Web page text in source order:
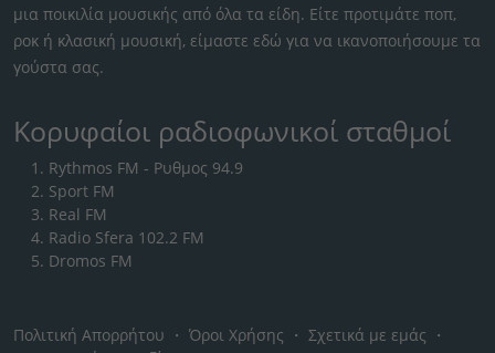
μια ποικιλία μουσικής από όλα τα είδη. Είτε προτιμάτε ποπ,
ροκ ή κλασική μουσική, είμαστε εδώ για να ικανοποιήσουμε τα
γούστα σας.
Κορυφαίοι ραδιοφωνικοί σταθμοί
Rythmos FM - Ρυθμος 94.9
Sport FM
Real FM
Radio Sfera 102.2 FM
Dromos FM
Πολιτική Απορρήτου ・ Όροι Χρήσης ・ Σχετικά με εμάς ・